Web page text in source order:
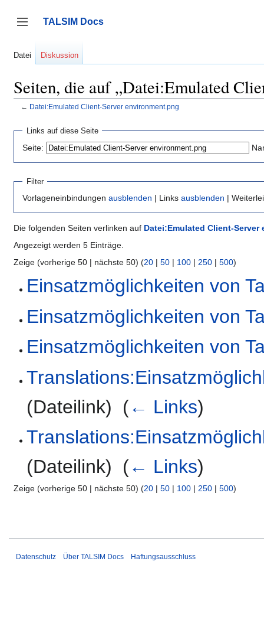
springen
Seitenleiste umschalten
TALSIM Docs
Datei Diskussion
Seiten, die auf „Datei:Emulated
← Datei:Emulated Client-Server environment.png
Links auf diese Seite
Seite:
Filter
Vorlageneinbindungen ausblenden | Links ausblenden |
Die folgenden Seiten verlinken auf Datei:Emulated Client-
Angezeigt werden 5 Einträge.
Zeige (vorherige 50 | nächste 50) (20 | 50 | 100 | 250 | 500)
Einsatzmöglichkeiten von
Einsatzmöglichkeiten von
Einsatzmöglichkeiten von
(Dateilink) ‎ (← Links)
(Dateilink) ‎ (← Links)
Zeige (vorherige 50 | nächste 50) (20 | 50 | 100 | 250 | 500)
Datenschutz Über TALSIM Docs Haftungsausschluss